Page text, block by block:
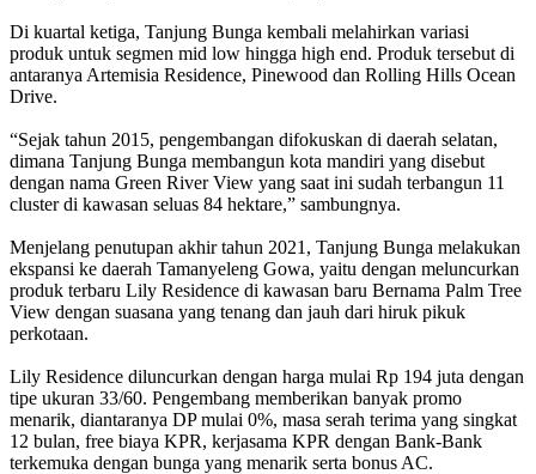
Di kuartal ketiga, Tanjung Bunga kembali melahirkan variasi
produk untuk segmen mid low hingga high end. Produk tersebut di
antaranya Artemisia Residence, Pinewood dan Rolling Hills Ocean
Drive.
“Sejak tahun 2015, pengembangan difokuskan di daerah selatan,
dimana Tanjung Bunga membangun kota mandiri yang disebut
dengan nama Green River View yang saat ini sudah terbangun 11
cluster di kawasan seluas 84 hektare,” sambungnya.
Menjelang penutupan akhir tahun 2021, Tanjung Bunga melakukan
ekspansi ke daerah Tamanyeleng Gowa, yaitu dengan meluncurkan
produk terbaru Lily Residence di kawasan baru Bernama Palm Tree
View dengan suasana yang tenang dan jauh dari hiruk pikuk
perkotaan.
Lily Residence diluncurkan dengan harga mulai Rp 194 juta dengan
tipe ukuran 33/60. Pengembang memberikan banyak promo
menarik, diantaranya DP mulai 0%, masa serah terima yang singkat
12 bulan, free biaya KPR, kerjasama KPR dengan Bank-Bank
terkemuka dengan bunga yang menarik serta bonus AC.